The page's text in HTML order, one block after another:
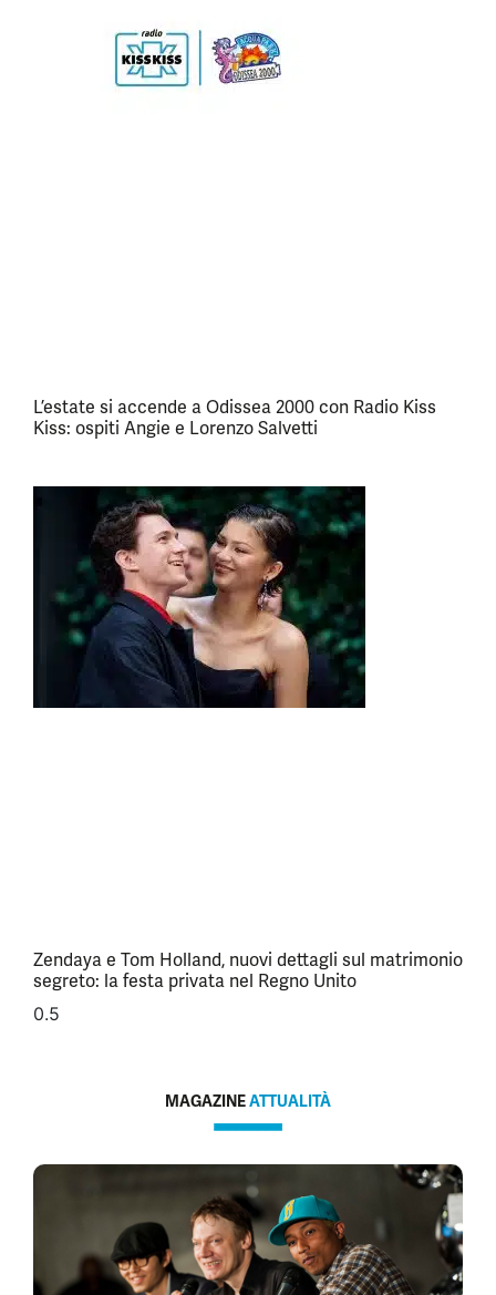
L’estate si accende a Odissea 2000 con Radio Kiss
Kiss: ospiti Angie e Lorenzo Salvetti
Zendaya e Tom Holland, nuovi dettagli sul matrimonio
segreto: la festa privata nel Regno Unito
MAGAZINEATTUALITÀ